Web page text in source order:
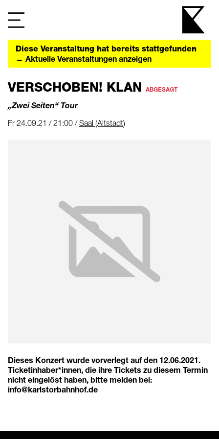
Diese Veranstaltung hat bereits stattgefunden
→ Aktuelle Veranstaltungen anzeigen
VERSCHOBEN! KLAN ABGESAGT
„Zwei Seiten“ Tour
Fr 24.09.21 / 21:00 /Saal (Altstadt)
Dieses Konzert wurde vorverlegt auf den 12.06.2021.
Ticketinhaber*innen, die ihre Tickets zu diesem Termin
nicht eingelöst haben, bitte melden bei:
info@karlstorbahnhof.de